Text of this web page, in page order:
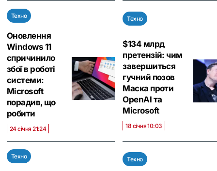
Техно
Оновлення
Windows 11
спричинило
збої в роботі
системи:
Microsoft
порадив, що
робити
24 січня 21:24
Техно
$134 млрд
претензій: чим
завершиться
гучний позов
Маска проти
OpenAI та
Microsoft
18 січня 10:03
Техно Техно